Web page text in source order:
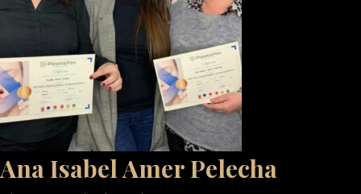
Ana Isabel Amer Pelecha